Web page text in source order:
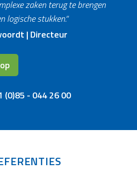
zaken terug te brengen
logische stukken.”
| Directeur
(0)85 - 044 26 00